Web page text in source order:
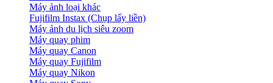
Máy ảnh loại khác
Fujifilm Instax (Chụp lấy liền)
Máy ảnh du lịch siêu zoom
Máy quay phim
Máy quay Canon
Máy quay Fujifilm
Máy quay Nikon